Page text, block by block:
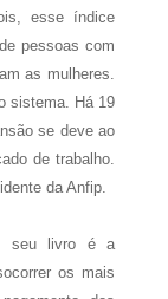
esse índice
pessoas com
as mulheres.
sistema. Há 19
se deve ao
de trabalho.
da Anfip.
seu livro é a
os mais